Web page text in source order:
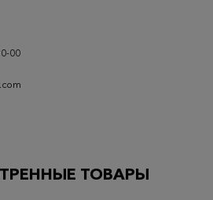
00
ТОВАРЫ